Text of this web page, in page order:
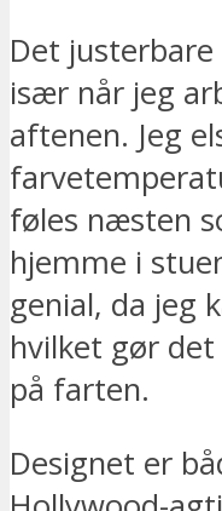
Det
især når jeg
aftenen. Jeg
føles næsten
hjemme i
genial, da jeg
hvilket gør
på farten.
Designet er